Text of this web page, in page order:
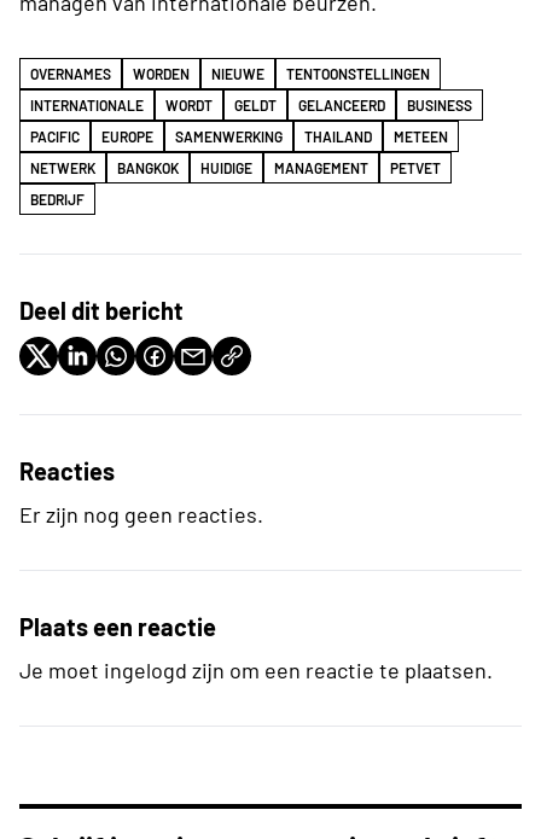
OVERNAMES WORDEN NIEUWE
TENTOONSTELLINGEN
INTERNATIONALE
WORDT GELDT GELANCEERD
BUSINESS
PACIFIC
EUROPE SAMENWERKING THAILAND
METEEN
NETWERK
BANGKOK HUIDIGE MANAGEMENT
PETVET
BEDRIJF
Deel dit bericht
Reacties
Er zijn nog geen reacties.
Plaats een reactie
Je moet ingelogd zijn om een reactie te plaatsen.